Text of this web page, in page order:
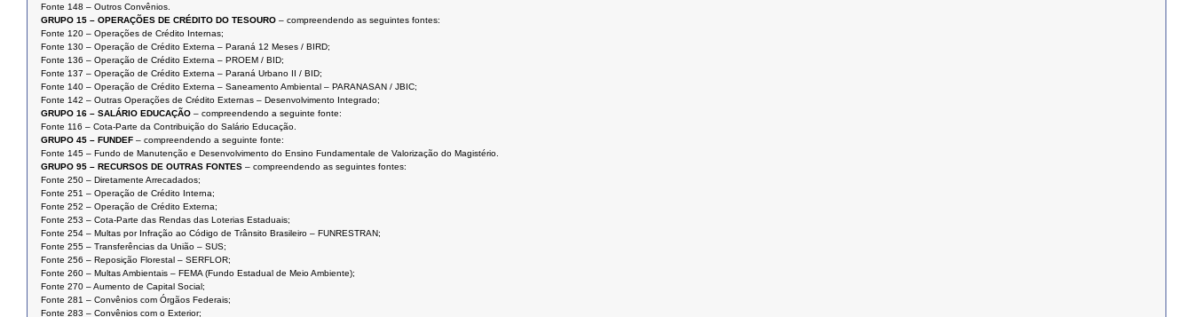
Fonte 148 – Outros Convênios.
GRUPO 15 – OPERAÇÕES DE CRÉDITO DO TESOURO – compreendendo as seguintes fontes:
Fonte 120 – Operações de Crédito Internas;
Fonte 130 – Operação de Crédito Externa – Paraná 12 Meses / BIRD;
Fonte 136 – Operação de Crédito Externa – PROEM / BID;
Fonte 137 – Operação de Crédito Externa – Paraná Urbano II / BID;
Fonte 140 – Operação de Crédito Externa – Saneamento Ambiental – PARANASAN / JBIC;
Fonte 142 – Outras Operações de Crédito Externas – Desenvolvimento Integrado;
GRUPO 16 – SALÁRIO EDUCAÇÃO – compreendendo a seguinte fonte:
Fonte 116 – Cota-Parte da Contribuição do Salário Educação.
GRUPO 45 – FUNDEF – compreendendo a seguinte fonte:
Fonte 145 – Fundo de Manutenção e Desenvolvimento do Ensino Fundamentale de Valorização do Magistério.
GRUPO 95 – RECURSOS DE OUTRAS FONTES – compreendendo as seguintes fontes:
Fonte 250 – Diretamente Arrecadados;
Fonte 251 – Operação de Crédito Interna;
Fonte 252 – Operação de Crédito Externa;
Fonte 253 – Cota-Parte das Rendas das Loterias Estaduais;
Fonte 254 – Multas por Infração ao Código de Trânsito Brasileiro – FUNRESTRAN;
Fonte 255 – Transferências da União – SUS;
Fonte 256 – Reposição Florestal – SERFLOR;
Fonte 260 – Multas Ambientais – FEMA (Fundo Estadual de Meio Ambiente);
Fonte 270 – Aumento de Capital Social;
Fonte 281 – Convênios com Órgãos Federais;
Fonte 283 – Convênios com o Exterior;